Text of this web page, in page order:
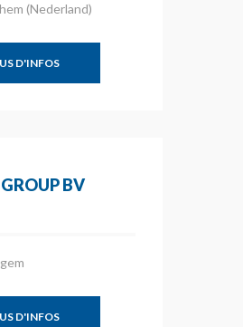
(Nederland)
D'INFOS
BV
D'INFOS